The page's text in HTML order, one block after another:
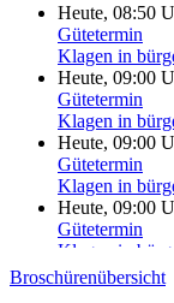
Heute, 08:50
Gütetermin
Klagen in
Heute, 09:00
Gütetermin
Klagen in
Heute, 09:00
Gütetermin
Klagen in
Heute, 09:00
Gütetermin
Klagen in
Heute, 09:10
Broschürenübersicht